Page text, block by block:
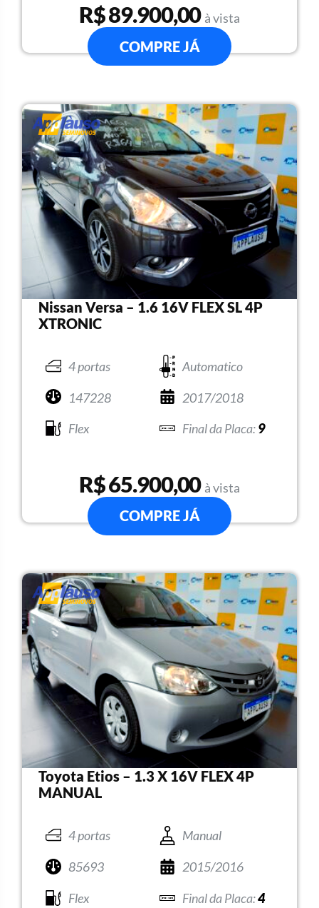
R$ 89.900,00 à vista
COMPRE JÁ
Nissan Versa – 1.6 16V FLEX SL 4P
XTRONIC
4 portas
Automatico
147228
2017/2018
Flex
9
R$ 65.900,00 à vista
COMPRE JÁ
Toyota Etios – 1.3 X 16V FLEX 4P
MANUAL
4 portas
Manual
85693
2015/2016
Flex
4